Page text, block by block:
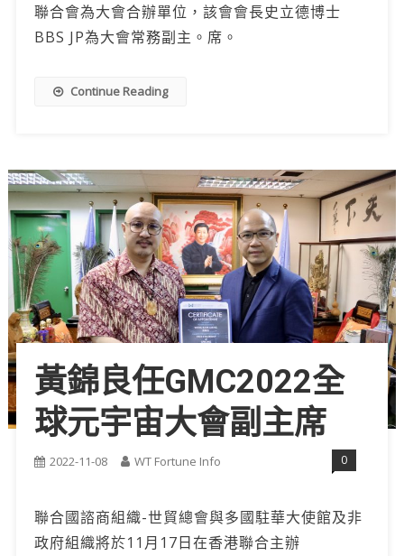
聯合會為大會合辦單位，該會會長史立德博士
BBS JP為大會常務副主。席。
Continue Reading
黃錦良任GMC2022全
球元宇宙大會副主席
2022-11-08 WT Fortune Info 0
聯合國諮商組織-世貿總會與多國駐華大使館及非
政府組織將於11月17日在香港聯合主辦